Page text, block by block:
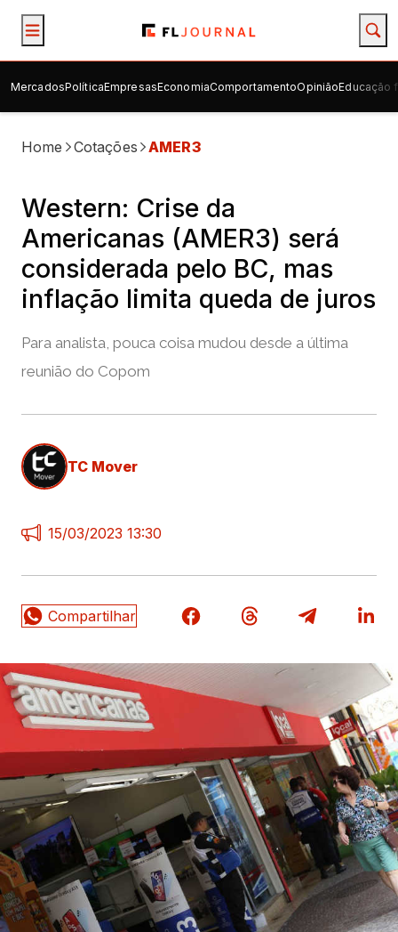
MercadosPolíticaEmpresasEconomiaComportamentoOpiniãoEducação
Home Cotações AMER3
Western: Crise da
Americanas (AMER3) será
considerada pelo BC, mas
inflação limita queda de juros
Para analista, pouca coisa mudou desde a última
reunião do Copom
TC Mover
15/03/2023 13:30